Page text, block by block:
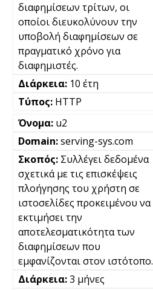
διαφημίσεων τρίτων, οι
οποίοι διευκολύνουν την
υποβολή διαφημίσεων σε
πραγματικό χρόνο για
διαφημιστές.
10 έτη
HTTP
u2
serving-sys.com
Συλλέγει δεδομένα
σχετικά με τις επισκέψεις
πλοήγησης του χρήστη σε
ιστοσελίδες προκειμένου να
εκτιμήσει την
αποτελεσματικότητα των
διαφημίσεων που
εμφανίζονται στον ιστότοπο.
3 μήνες